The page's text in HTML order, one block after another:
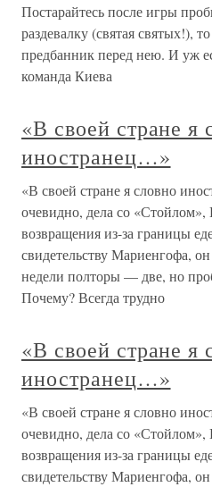
Постарайтесь после игры
раздевалку (святая святых!),
предбанник перед нею. И уж
команда Киева
«В своей стране я
иностранец…»
«В своей стране я словно
очевидно, дела со
возвращения из-за границы
свидетельству Мариенгофа,
недели полторы — две, но
Почему? Всегда трудно
«В своей стране я
иностранец…»
«В своей стране я словно
очевидно, дела со
возвращения из-за границы
свидетельству Мариенгофа,